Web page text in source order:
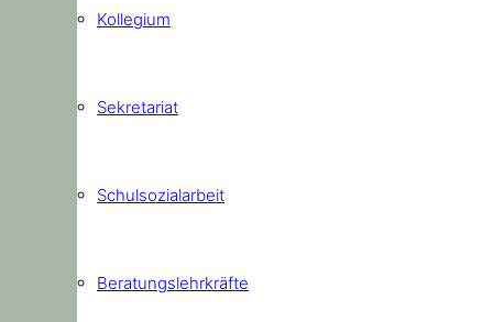
Kollegium
Sekretariat
Schulsozialarbeit
Beratungslehrkräfte